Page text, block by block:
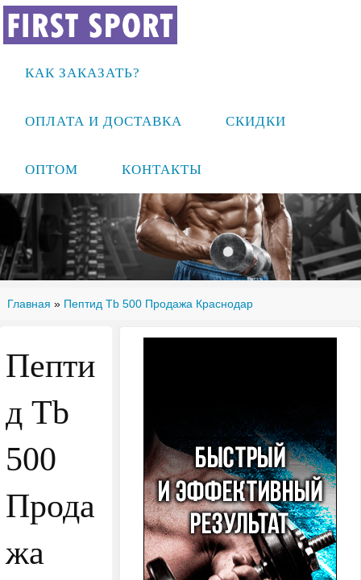
КАК ЗАКАЗАТЬ?
ОПЛАТА И ДОСТАВКА СКИДКИ
ОПТОМ КОНТАКТЫ
Главная » Пептид Tb 500 Продажа Краснодар
Пепти
д Tb
500
Прода
жа